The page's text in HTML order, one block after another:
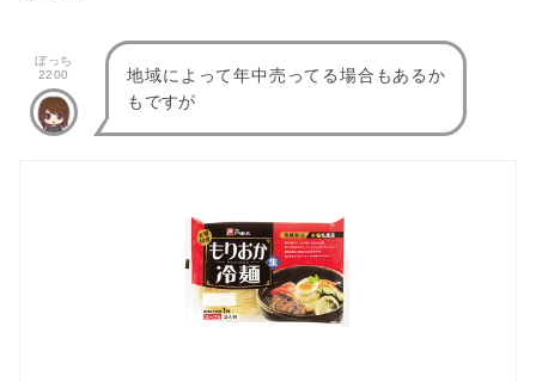
ぼっち
2200
地域によって年中売ってる場合もあるか
もですが